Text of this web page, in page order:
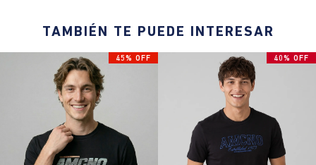
TAMBIÉN TE PUEDE INTERESAR
45% OFF 40% OFF